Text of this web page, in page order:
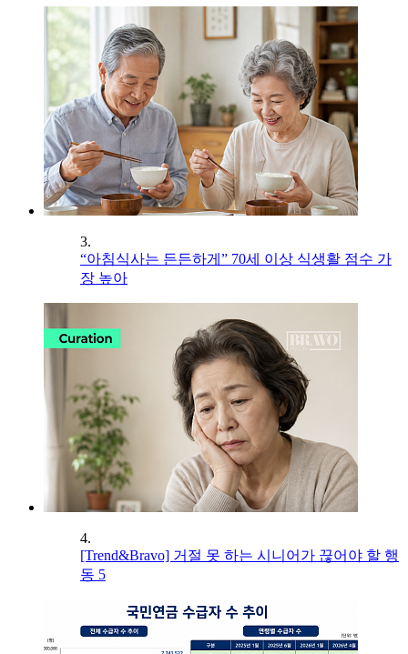
3.
“아침식사는 든든하게” 70세 이상 식생활 점수 가
장 높아
4.
[Trend&Bravo] 거절 못 하는 시니어가 끊어야 할 행
동 5